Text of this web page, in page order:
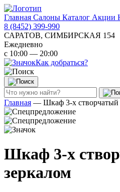
Главная Салоны Каталог Акции
8 (8452) 399-990
САРАТОВ, СИМБИРСКАЯ 154
Ежедневно
с 10:00 — 20:00
Как добраться?
Главная — Шкаф 3-х створчатый
Шкаф 3-х
зеркалом